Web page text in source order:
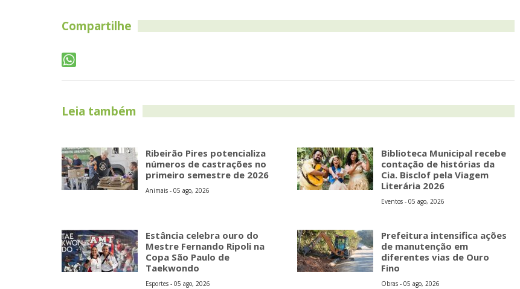
Compartilhe
Leia também
Ribeirão Pires potencializa
números de castrações no
primeiro semestre de 2026
Animais - 05 ago, 2026
Biblioteca Municipal recebe
contação de histórias da
Cia. Bisclof pela Viagem
Literária 2026
Eventos - 05 ago, 2026
Estância celebra ouro do
Mestre Fernando Ripoli na
Copa São Paulo de
Taekwondo
Esportes - 05 ago, 2026
Prefeitura intensifica ações
de manutenção em
diferentes vias de Ouro
Fino
Obras - 05 ago, 2026